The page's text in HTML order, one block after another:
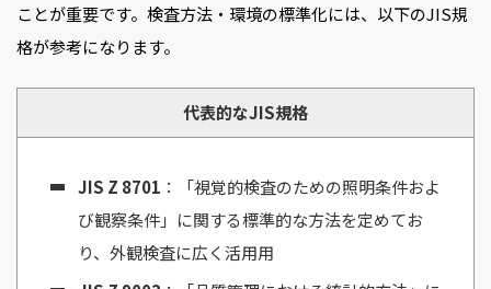
ことが重要です。検査方法・環境の標準化には、以下のJIS規
格が参考になります。
代表的なJIS規格
JIS Z 8701 ：「視覚的検査のための照明条件およ
び観察条件」に関する標準的な方法を定めてお
り、外観検査に広く活用用